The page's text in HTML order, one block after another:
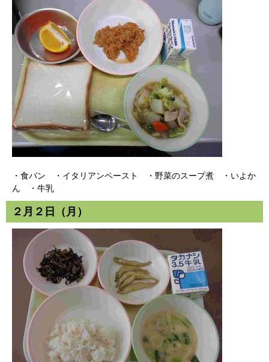
・食パン ・イタリアンペースト ・野菜のスープ煮 ・いよか
ん ・牛乳
２月２日（月）